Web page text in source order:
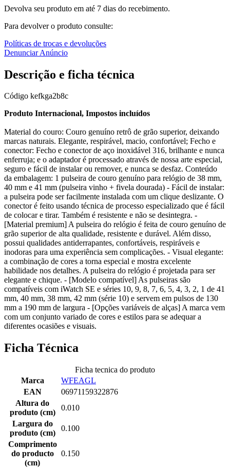
Devolva seu produto em até 7 dias do recebimento.
Para devolver o produto consulte:
Políticas de trocas e devoluções
Denunciar Anúncio
Descrição e ficha técnica
Código kefkga2b8c
Produto Internacional, Impostos incluídos
Material do couro: Couro genuíno retrô de grão superior, deixando
marcas naturais. Elegante, respirável, macio, confortável; Fecho e
conector: Fecho e conector de aço inoxidável 316, brilhante e nunca
enferruja; e o adaptador é processado através de nossa arte especial,
seguro e fácil de instalar ou remover, e nunca se desfaz. Conteúdo
da embalagem: 1 pulseira de couro genuíno para relógio de 38 mm,
40 mm e 41 mm (pulseira vinho + fivela dourada) - Fácil de instalar:
a pulseira pode ser facilmente instalada com um clique deslizante. O
conector é feito usando técnica de processo especializado que é fácil
de colocar e tirar. Também é resistente e não se desintegra. -
[Material premium] A pulseira do relógio é feita de couro genuíno de
grão superior de alta qualidade, resistente e durável. Além disso,
possui qualidades antiderrapantes, confortáveis, respiráveis e
inodoras para uma experiência sem complicações. - Visual elegante:
a combinação de cores a torna especial e mostra excelente
habilidade nos detalhes. A pulseira do relógio é projetada para ser
elegante e chique. - [Modelo compatível] As pulseiras são
compatíveis com iWatch SE e séries 10, 9, 8, 7, 6, 5, 4, 3, 2, 1 de 41
mm, 40 mm, 38 mm, 42 mm (série 10) e servem em pulsos de 130
mm a 190 mm de largura - [Opções variáveis de alças] A marca vem
com um conjunto variado de cores e estilos para se adequar a
diferentes ocasiões e visuais.
Ficha Técnica
Ficha tecnica do produto
Marca
WFEAGL
EAN
06971159322876
Altura do
produto (cm)
0.010
Largura do
produto (cm)
0.100
Comprimento
do producto
(cm)
0.150